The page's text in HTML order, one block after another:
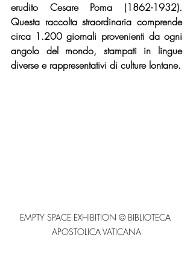
erudito Cesare Poma (1862-1932).
Questa raccolta straordinaria comprende
circa 1.200 giornali provenienti da ogni
angolo del mondo, stampati in lingue
diverse e rappresentativi di culture lontane.
EMPTY SPACE EXHIBITION © BIBLIOTECA
APOSTOLICA VATICANA